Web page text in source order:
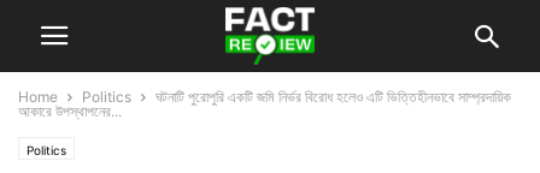
Home Politics
ঘটনাটি পুরোপুরি একটি জমি নির্ভর বিরোধ হলেও এটি ভিত্তিহীনভাবে সাম্প্রদায়িক
আকারে উপস্থাপনের...
Politics